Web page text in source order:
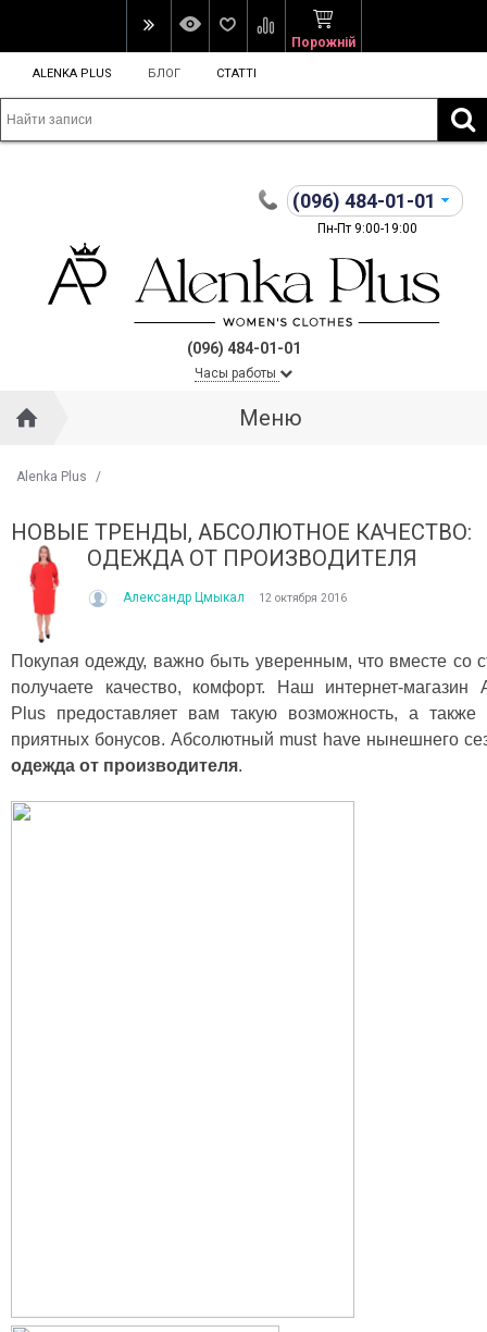
Порожній
ALENKA PLUS БЛОГ СТАТТІ
(096) 484-01-01
Пн-Пт 9:00-19:00
(096) 484-01-01
Часы работы
Меню
Alenka Plus /
ЯКЕ ПОСТІЙНО ДИВУЄ: ЯК ОДЯГАТИСЯ,
ЗРАНКУ СПЕКА, А ВВЕЧЕРІ ВЖЕ ХОЧЕТЬСЯ
літа погода ніби вирішила перевірити всіх на
після обіду приходить сильний...
КУПАЛЬНИК ІЗ НАКИДКОЮ
СПІДНИЦЕЮ: ЩО ОБРАТИ
Літо — це час, коли
НОВЫЕ ТРЕНДЫ, АБСОЛЮТНОЕ КАЧЕСТВО:
ОДЕЖДА ОТ ПРОИЗВОДИТЕЛЯ
Александр Цмыкал 12 октября 2016
Покупая одежду, важно быть уверенным, что вместе со
получаете качество, комфорт. Наш интернет-магазин
Plus предоставляет вам такую возможность, а также
приятных бонусов. Абсолютный must have нынешнего
одежда от производителя.